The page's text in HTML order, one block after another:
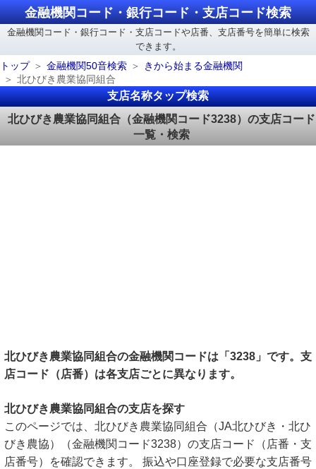
金融機関コード・銀行コード・支店コード検索
金融機関コード・銀行コード・支店コードや店番、支店番号を簡単に検索
できます。
トップ
金融機関50音検索
きから始まる金融機関
北ひびき農業協同組合
支店名称タップ検索
北ひびき農業協同組合（金融機関コード3238）の支店コード
一覧・検索
北ひびき農業協同組合の金融機関コードは「3238」です。支
店コード（店番）は各支店ごとに異なります。
北ひびき農業協同組合の支店を探す
このページでは、北ひびき農業協同組合（JA北ひびき・北ひ
びき農協）（金融機関コード3238）の支店コード（店番・支
店番号）を確認できます。 振込や口座登録で必要な支店番号